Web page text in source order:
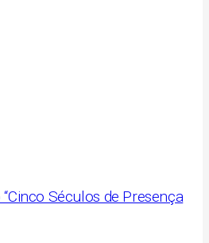
Séculos de Presença